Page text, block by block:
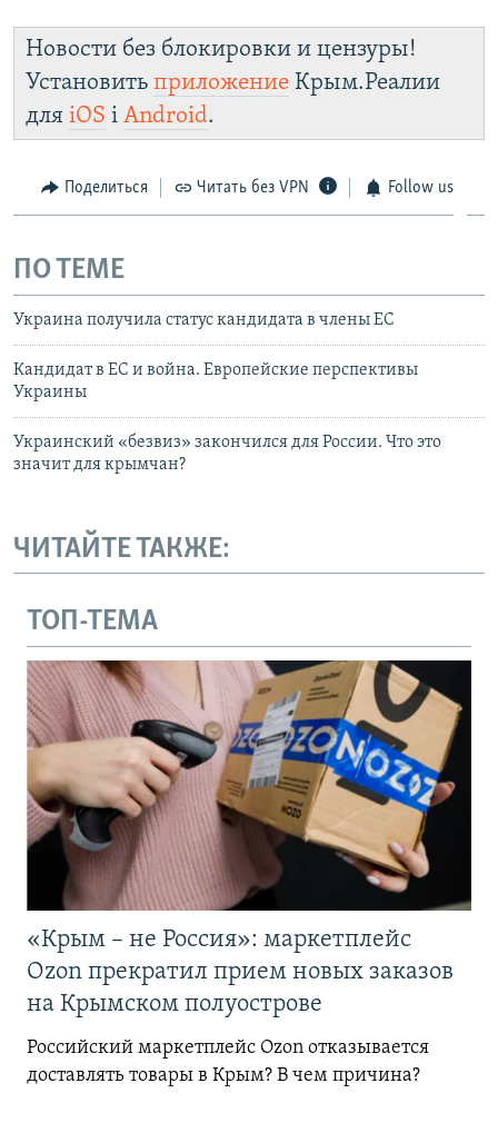
Новости без блокировки и цензуры!
Установить приложение Крым.Реалии
для iOS і Android.
Поделиться Читать без VPN Follow us
ПО ТЕМЕ
Украина получила статус кандидата в члены ЕС
Кандидат в ЕС и война. Европейские перспективы
Украины
Украинский «безвиз» закончился для России. Что это
значит для крымчан?
ЧИТАЙТЕ ТАКЖЕ:
ТОП-ТЕМА
«Крым – не Россия»: маркетплейс
Ozon прекратил прием новых заказов
на Крымском полуострове
Российский маркетплейс Ozon отказывается
доставлять товары в Крым? В чем причина?